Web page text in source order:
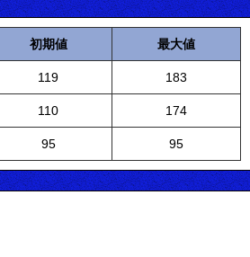
初期値 最大値
119 183
110 174
95 95